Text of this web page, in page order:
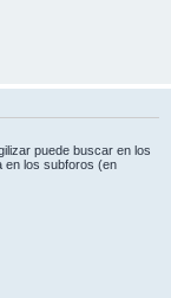
puede buscar en los
en los subforos (en